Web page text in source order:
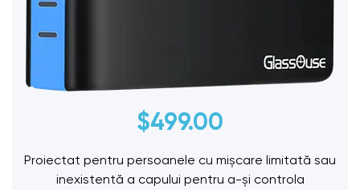
$499.00
Proiectat pentru persoanele cu mișcare limitată sau
inexistentă a capului pentru a-și controla